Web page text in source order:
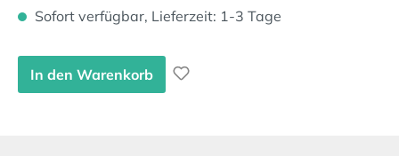
Sofort verfügbar, Lieferzeit: 1-3 Tage
In den Warenkorb